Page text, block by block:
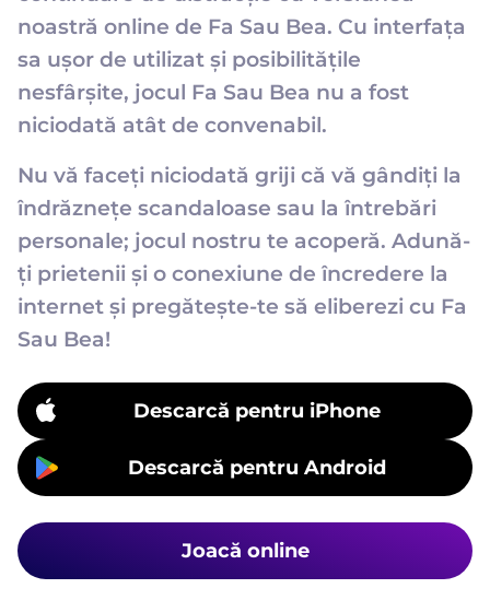
noastră online de Fa Sau Bea. Cu interfața
sa ușor de utilizat și posibilitățile
nesfârșite, jocul Fa Sau Bea nu a fost
niciodată atât de convenabil.
Nu vă faceți niciodată griji că vă gândiți la
îndrăznețe scandaloase sau la întrebări
personale; jocul nostru te acoperă. Adună-
ți prietenii și o conexiune de încredere la
internet și pregătește-te să eliberezi cu Fa
Sau Bea!
Descarcă pentru iPhone
Descarcă pentru Android
Joacă online